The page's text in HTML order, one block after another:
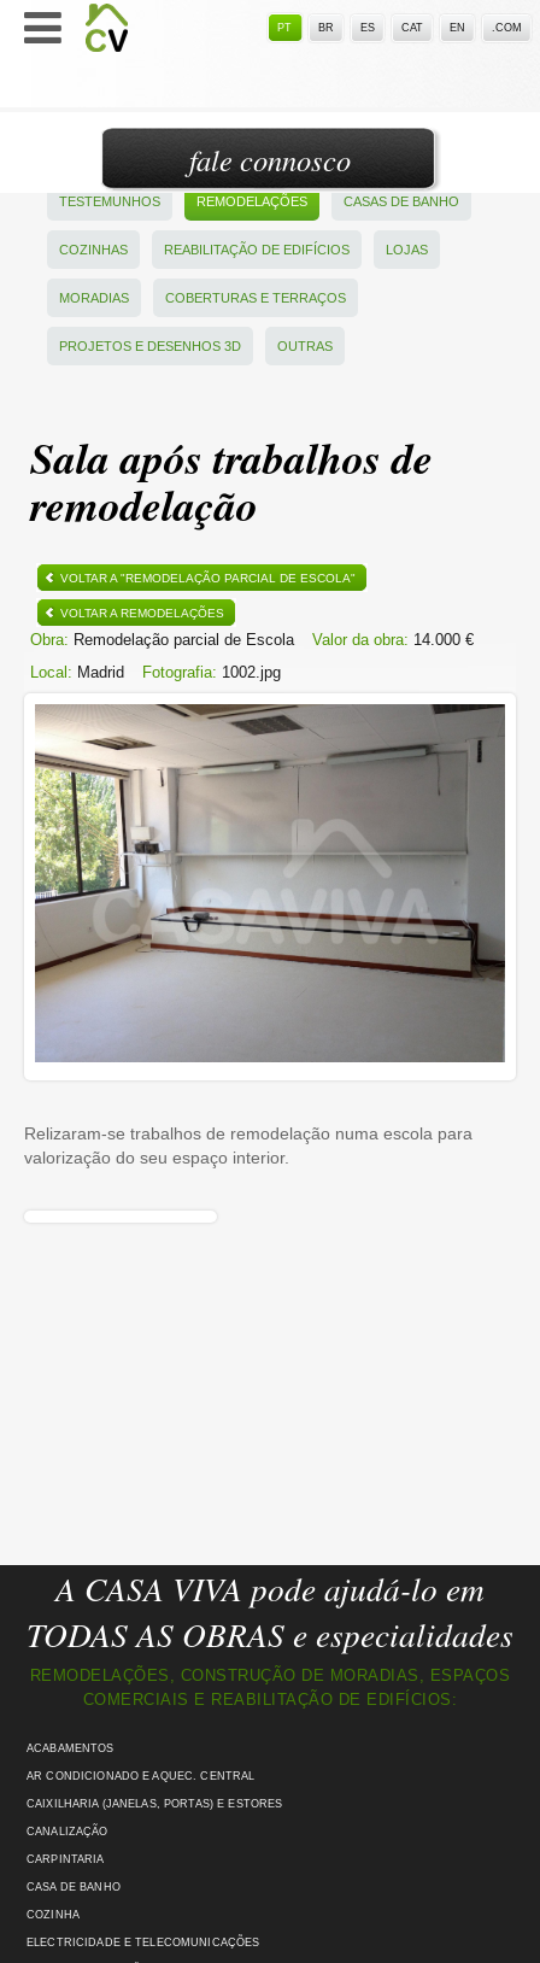
PT BR ES CAT EN .COM
TESTEMUNHOS REMODELAÇÕES CASAS DE BANHO
COZINHAS REABILITAÇÃO DE EDIFÍCIOS LOJAS
MORADIAS COBERTURAS E TERRAÇOS
PROJETOS E DESENHOS 3D OUTRAS
Sala após trabalhos de
remodelação
VOLTAR A "REMODELAÇÃO PARCIAL DE ESCOLA"
VOLTAR A REMODELAÇÕES
Obra: Remodelação parcial de Escola Valor da obra: 14.000 €
Local: Madrid Fotografia: 1002.jpg
Relizaram-se trabalhos de remodelação numa escola para
valorização do seu espaço interior.
fale connosco
A CASA VIVA pode ajudá-lo em
TODAS AS OBRAS e especialidades
REMODELAÇÕES, CONSTRUÇÃO DE MORADIAS, ESPAÇOS
COMERCIAIS E REABILITAÇÃO DE EDIFÍCIOS:
ACABAMENTOS
AR CONDICIONADO E AQUEC. CENTRAL
CAIXILHARIA (JANELAS, PORTAS) E ESTORES
CANALIZAÇÃO
CARPINTARIA
CASA DE BANHO
COZINHA
ELECTRICIDADE E TELECOMUNICAÇÕES